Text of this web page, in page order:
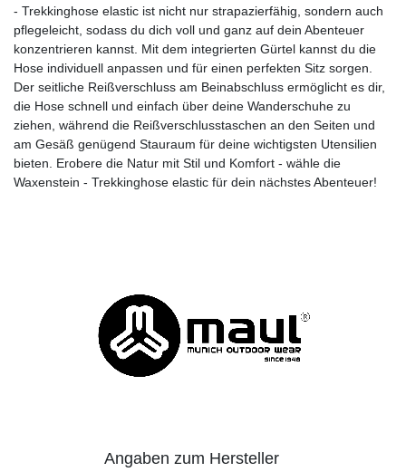
- Trekkinghose elastic ist nicht nur strapazierfähig, sondern auch
pflegeleicht, sodass du dich voll und ganz auf dein Abenteuer
konzentrieren kannst. Mit dem integrierten Gürtel kannst du die
Hose individuell anpassen und für einen perfekten Sitz sorgen.
Der seitliche Reißverschluss am Beinabschluss ermöglicht es dir,
die Hose schnell und einfach über deine Wanderschuhe zu
ziehen, während die Reißverschlusstaschen an den Seiten und
am Gesäß genügend Stauraum für deine wichtigsten Utensilien
bieten. Erobere die Natur mit Stil und Komfort - wähle die
Waxenstein - Trekkinghose elastic für dein nächstes Abenteuer!
Angaben zum Hersteller